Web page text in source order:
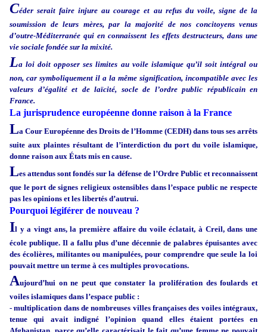
Céder serait faire injure au courage et au refus du voile, signe de la
soumission de leurs mères, par la majorité de nos concitoyens venus
d’outre-Méditerranée qui en connaissent les effets destructeurs, dans une
vie sociale fondée sur la mixité.
La loi doit opposer ses limites au voile islamique qu’il soit intégral ou
non, car symboliquement il a la même signification, incompatible avec les
valeurs d’égalité et de laïcité, socle de l’ordre public républicain en
France.
La jurisprudence européenne donne raison à la France
La Cour Européenne des Droits de l’Homme (CEDH) dans tous ses arrêts
suite aux plaintes résultant de l’interdiction du port du voile islamique,
donne raison aux États mis en cause.
Les attendus sont fondés sur la défense de l’Ordre Public et reconnaissent
que le port de signes religieux ostensibles dans l’espace public ne respecte
pas les opinions et les libertés d’autrui.
Pourquoi légiférer de nouveau ?
Il y a vingt ans, la première affaire du voile éclatait, à Creil, dans une
école publique. Il a fallu plus d’une décennie de palabres épuisantes avec
des écolières, militantes ou manipulées, pour comprendre que seule la loi
pouvait mettre un terme à ces multiples provocations.
Aujourd’hui on ne peut que constater la prolifération des foulards et
voiles islamiques dans l’espace public :
- multiplication dans de nombreuses villes françaises des voiles intégraux,
tenue qui avait indigné l’opinion quand elles étaient portées en